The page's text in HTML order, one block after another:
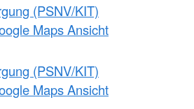
(PSNV/KIT)
Maps Ansicht
(PSNV/KIT)
Maps Ansicht